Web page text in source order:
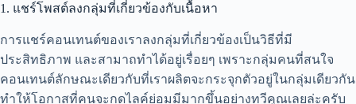
1. แชร์โพสต์ลงกลุ่มที่เกี่ยวข้องกับเนื้อหา
การแชร์คอนเทนต์ของเราลงกลุ่มที่เกี่ยวข้องเป็นวิธีที่มี
ประสิทธิภาพ และสามาถทำได้อยู่เรื่อยๆ เพราะกลุ่มคนที่สนใจ
คอนเทนต์ลักษณะเดียวกับที่เราผลิตจะกระจุกตัวอยู่ในกลุ่มเดียวกัน
ทำให้โอกาสที่คนจะกดไลค์ย่อมมีมากขึ้นอย่างทวีคูณเลยล่ะครับ